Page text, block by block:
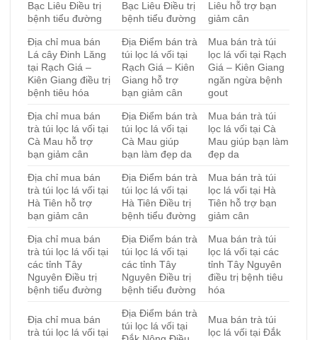
Bạc Liêu Điều trị
bệnh tiểu đường
Bạc Liêu Điều trị
bệnh tiểu đường
Liêu hỗ trợ bạn
giảm cân
Địa chỉ mua bán
Lá cây Đinh Lăng
tại Rạch Giá –
Kiên Giang điều trị
bệnh tiêu hóa
Địa Điểm bán trà
túi lọc lá vối tại
Rạch Giá – Kiên
Giang hỗ trợ
bạn giảm cân
Mua bán trà túi
lọc lá vối tại Rạch
Giá – Kiên Giang
ngăn ngừa bệnh
gout
Địa chỉ mua bán
trà túi lọc lá vối tại
Cà Mau hỗ trợ
bạn giảm cân
Địa Điểm bán trà
túi lọc lá vối tại
Cà Mau giúp
bạn làm đẹp da
Mua bán trà túi
lọc lá vối tại Cà
Mau giúp bạn làm
đẹp da
Địa chỉ mua bán
trà túi lọc lá vối tại
Hà Tiên hỗ trợ
bạn giảm cân
Địa Điểm bán trà
túi lọc lá vối tại
Hà Tiên Điều trị
bệnh tiểu đường
Mua bán trà túi
lọc lá vối tại Hà
Tiên hỗ trợ bạn
giảm cân
Địa chỉ mua bán
trà túi lọc lá vối tại
các tỉnh Tây
Nguyên Điều trị
bệnh tiểu đường
Địa Điểm bán trà
túi lọc lá vối tại
các tỉnh Tây
Nguyên Điều trị
bệnh tiểu đường
Mua bán trà túi
lọc lá vối tại các
tỉnh Tây Nguyên
điều trị bệnh tiêu
hóa
Địa chỉ mua bán
trà túi lọc lá vối tại
Địa Điểm bán trà
túi lọc lá vối tại
Mua bán trà túi
lọc lá vối tại Đắk